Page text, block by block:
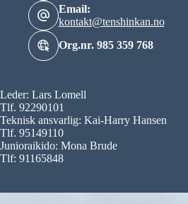
Email:
kontakt@tenshinkan.no
Org.nr. 985 359 768
Leder: Lars Lomell
Tlf. 92290101
Teknisk ansvarlig: Kai-Harry Hansen
Tlf. 95149110
Junioraikido: Mona Brude
Tlf: 91165848